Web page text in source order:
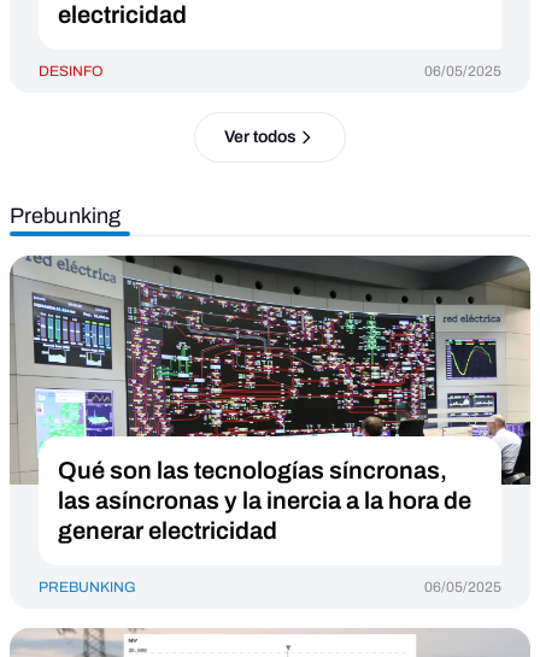
electricidad
DESINFO 06/05/2025
Ver todos
Prebunking
Qué son las tecnologías síncronas,
las asíncronas y la inercia a la hora de
generar electricidad
PREBUNKING 06/05/2025